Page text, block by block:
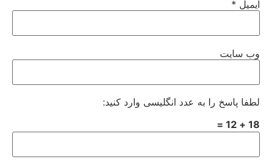
ایمیل *
وب‌ سایت
لطفا پاسخ را به عدد انگلیسی وارد کنید:
18 + 12 =